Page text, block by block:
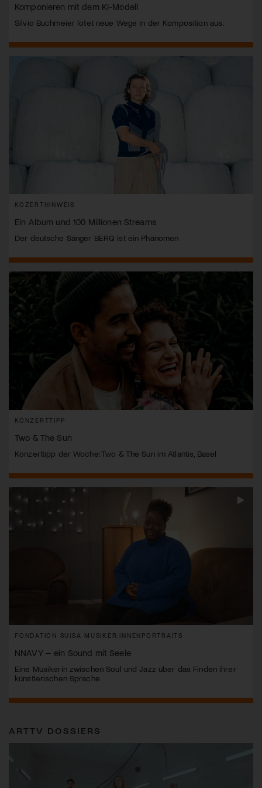
Komponieren mit dem KI-Modell
Silvio Buchmeier lotet neue Wege in der Komposition aus.
KOZERTHINWEIS
Ein Album und 100 Millionen Streams
Der deutsche Sänger BERQ ist ein Phänomen
KONZERTTIPP
Two & The Sun
Konzerttipp der Woche: Two & The Sun im Atlantis, Basel
FONDATION SUISA MUSIKER:INNENPORTRAITS
NNAVY – ein Sound mit Seele
Eine Musikerin zwischen Soul und Jazz über das Finden ihrer
künstlerischen Sprache
ARTTV DOSSIERS